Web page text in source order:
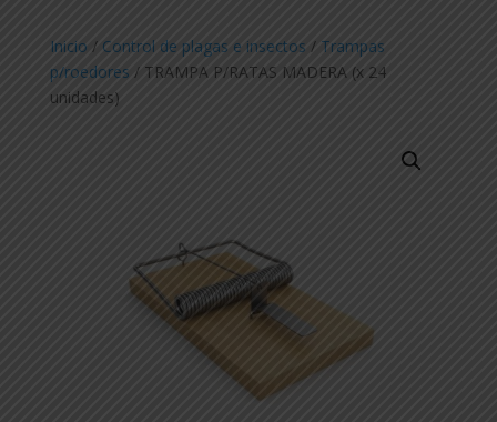
Inicio / Control de plagas e insectos / Trampas
p/roedores / TRAMPA P/RATAS MADERA (x 24
unidades)